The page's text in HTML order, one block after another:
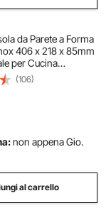
da Parete a Forma
406 x 218 x 85mm
per Cucina
Carico Max.
da Parete
in Acciaio
(106)
non appena Gio.
al carrello